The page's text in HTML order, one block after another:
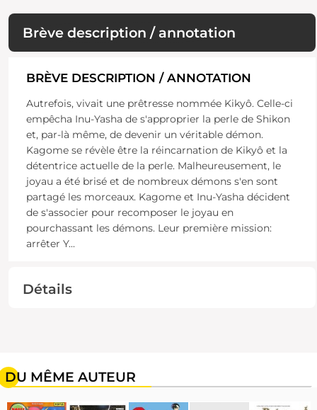
Brève description / annotation
BRÈVE DESCRIPTION / ANNOTATION
Autrefois, vivait une prêtresse nommée Kikyô. Celle-ci
empêcha Inu-Yasha de s'approprier la perle de Shikon
et, par-là même, de devenir un véritable démon.
Kagome se révèle être la réincarnation de Kikyô et la
détentrice actuelle de la perle. Malheureusement, le
joyau a été brisé et de nombreux démons s'en sont
partagé les morceaux. Kagome et Inu-Yasha décident
de s'associer pour recomposer le joyau en
pourchassant les démons. Leur première mission:
arrêter Y...
Détails
DU MÊME AUTEUR